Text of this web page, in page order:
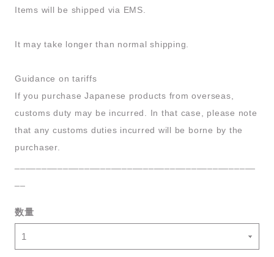
Items will be shipped via EMS.
It may take longer than normal shipping.
Guidance on tariffs
If you purchase Japanese products from overseas,
customs duty may be incurred. In that case, please note
that any customs duties incurred will be borne by the
purchaser.
数量